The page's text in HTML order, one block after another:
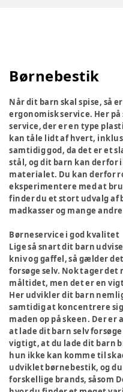
Børnebestik
Når dit barn skal spise, så
ergonomisk service. Her
service, der er en type
kan tåle lidt af hvert,
samtidig god, da det er et
stål, og dit barn kan derfor
materialet. Du kan derfor
eksperimentere med at
finder du et stort udvalg af
madkasser og mange
Børneservice i god kvalitet
Lige så snart dit barn
kniv og gaffel, så gælder
forsøge selv. Nok tager
måltidet, men det er en
Her udvikler dit barn
samtidig at koncentrere
maden op på skeen. Der
at lade dit barn selv
vigtigt, at du lade dit barn
hun ikke kan komme til
udviklet børnebestik, og
forskellige brands, såsom